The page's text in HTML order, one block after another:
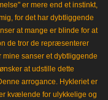
er mere end et instinkt,
for det har dybtliggende
at mange er blinde for at
de tror de repræsenterer
sanser et dybtliggende
at udstille dette
arrogance. Hykleriet er
kvælende for ulykkelige og